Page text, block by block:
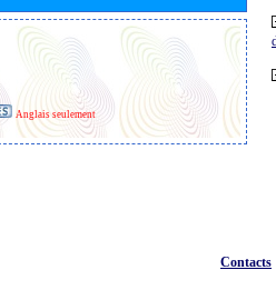
Anglais seulement
Contacts